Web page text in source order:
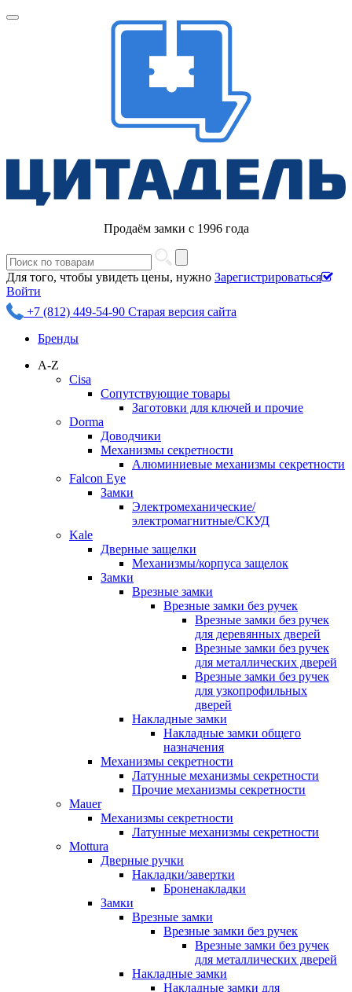
Продаём замки с 1996 года
Для того, чтобы увидеть цены, нужно Зарегистрироваться
Войти
+7 (812) 449-54-90 Старая версия сайта
Бренды
A-Z
Cisa
Сопутствующие товары
Заготовки для ключей и прочие
Dorma
Доводчики
Механизмы секретности
Алюминиевые механизмы секретности
Falcon Eye
Замки
Электромеханические/
электромагнитные/СКУД
Kale
Дверные защелки
Механизмы/корпуса защелок
Замки
Врезные замки
Врезные замки без ручек
Врезные замки без ручек
для деревянных дверей
Врезные замки без ручек
для металлических дверей
Врезные замки без ручек
для узкопрофильных
дверей
Накладные замки
Накладные замки общего
назначения
Механизмы секретности
Латунные механизмы секретности
Прочие механизмы секретности
Mauer
Механизмы секретности
Латунные механизмы секретности
Mottura
Дверные ручки
Накладки/завертки
Броненакладки
Замки
Врезные замки
Врезные замки без ручек
Врезные замки без ручек
для металлических дверей
Накладные замки
Накладные замки для